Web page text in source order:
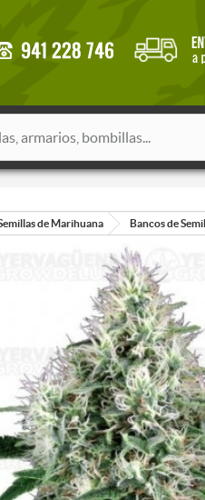
de Marihuana Bancos de